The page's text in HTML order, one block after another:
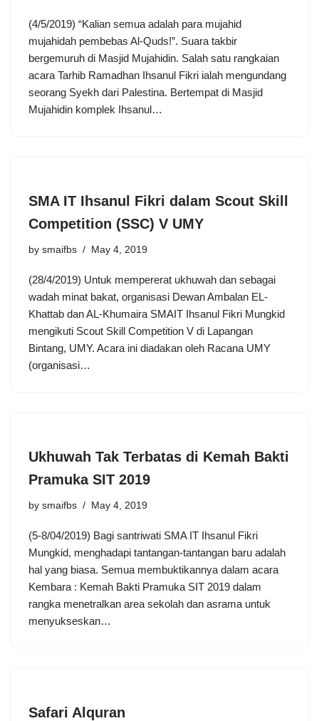
(4/5/2019) “Kalian semua adalah para mujahid
mujahidah pembebas Al-Quds!”. Suara takbir
bergemuruh di Masjid Mujahidin. Salah satu rangkaian
acara Tarhib Ramadhan Ihsanul Fikri ialah mengundang
seorang Syekh dari Palestina. Bertempat di Masjid
Mujahidin komplek Ihsanul…
SMA IT Ihsanul Fikri dalam Scout Skill
Competition (SSC) V UMY
by smaifbs May 4, 2019
(28/4/2019) Untuk mempererat ukhuwah dan sebagai
wadah minat bakat, organisasi Dewan Ambalan EL-
Khattab dan AL-Khumaira SMAIT Ihsanul Fikri Mungkid
mengikuti Scout Skill Competition V di Lapangan
Bintang, UMY. Acara ini diadakan oleh Racana UMY
(organisasi…
Ukhuwah Tak Terbatas di Kemah Bakti
Pramuka SIT 2019
by smaifbs May 4, 2019
(5-8/04/2019) Bagi santriwati SMA IT Ihsanul Fikri
Mungkid, menghadapi tantangan-tantangan baru adalah
hal yang biasa. Semua membuktikannya dalam acara
Kembara : Kemah Bakti Pramuka SIT 2019 dalam
rangka menetralkan area sekolah dan asrama untuk
menyukseskan…
Safari Alquran